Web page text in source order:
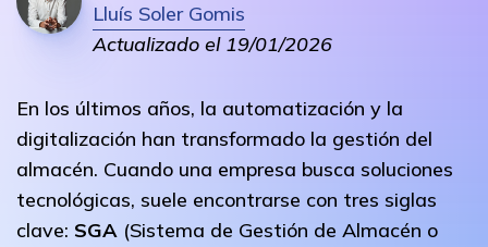
Lluís Soler Gomis
Actualizado el 19/01/2026
En los últimos años, la automatización y la
digitalización han transformado la gestión del
almacén. Cuando una empresa busca soluciones
tecnológicas, suele encontrarse con tres siglas
clave: SGA (Sistema de Gestión de Almacén o